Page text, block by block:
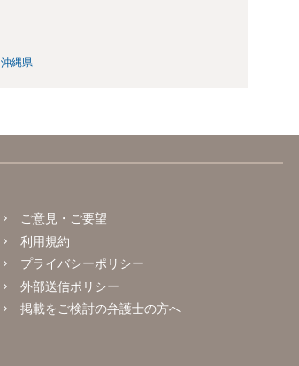
沖縄県
ご意見・ご要望
利用規約
プライバシーポリシー
外部送信ポリシー
掲載をご検討の弁護士の方へ